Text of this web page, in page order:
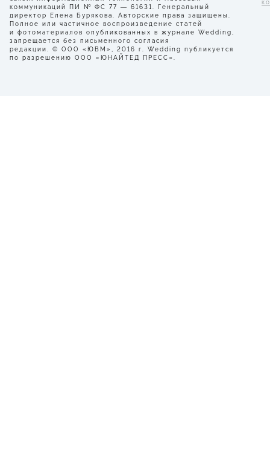
коммуникаций ПИ № ФС 77 — 61631. Генеральный
директор Елена Бурякова. Авторские права защищены.
Полное или частичное воспроизведение статей
и фотоматериалов опубликованных в журнале Wedding,
запрещается без письменного согласия
редакции. © ООО «ЮВМ», 2016 г. Wedding публикуется
по разрешению ООО «ЮНАЙТЕД ПРЕСС».